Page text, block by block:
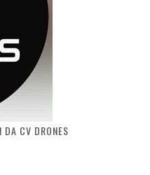
DA CV DRONES